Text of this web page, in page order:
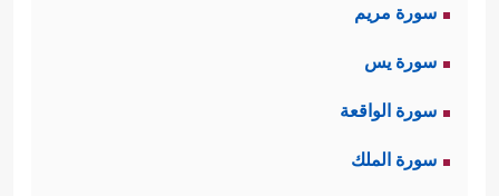
سورة مريم
سورة يس
سورة الواقعة
سورة الملك